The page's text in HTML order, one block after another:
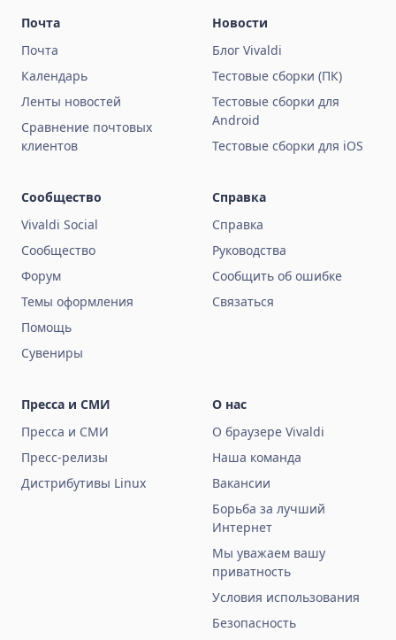
Почта
Почта
Календарь
Ленты новостей
Сравнение почтовых
клиентов
Новости
Блог Vivaldi
Тестовые сборки (ПК)
Тестовые сборки для
Android
Тестовые сборки для iOS
Сообщество
Vivaldi Social
Сообщество
Форум
Темы оформления
Помощь
Сувениры
Справка
Справка
Руководства
Сообщить об ошибке
Связаться
Пресса и СМИ
Пресса и СМИ
Пресс-релизы
Дистрибутивы Linux
О нас
О браузере Vivaldi
Наша команда
Вакансии
Борьба за лучший
Интернет
Мы уважаем вашу
приватность
Условия использования
Безопасность